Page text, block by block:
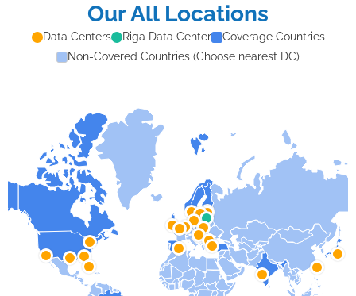
Our All Locations
Data Centers Riga Data Center
Coverage Countries
Non-Covered Countries (Choose nearest DC)